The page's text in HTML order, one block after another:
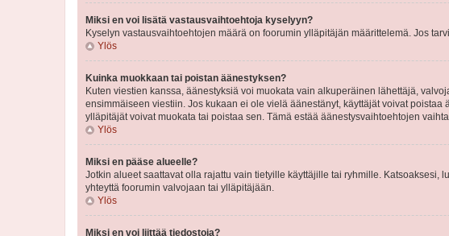
Miksi en voi lisätä vastausvaihtoehtoja kyselyyn?
Kyselyn vastausvaihtoehtojen määrä on foorumin ylläpitäjän määrittelemä. Jos
Ylös
Kuinka muokkaan tai poistan äänestyksen?
Kuten viestien kanssa, äänestyksiä voi muokata vain alkuperäinen lähettäjä,
ensimmäiseen viestiin. Jos kukaan ei ole vielä äänestänyt, käyttäjät voivat
ylläpitäjät voivat muokata tai poistaa sen. Tämä estää äänestysvaihtoehtojen
Ylös
Miksi en pääse alueelle?
Jotkin alueet saattavat olla rajattu vain tietyille käyttäjille tai ryhmille.
yhteyttä foorumin valvojaan tai ylläpitäjään.
Ylös
Miksi en voi liittää tiedostoja?